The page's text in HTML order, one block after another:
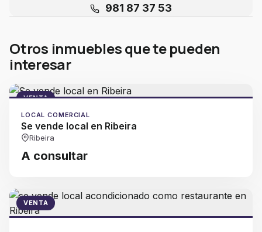
981 87 37 53
Otros inmuebles que te pueden
interesar
VENTA
LOCAL COMERCIAL
Se vende local en Ribeira
Ribeira
A consultar
VENTA